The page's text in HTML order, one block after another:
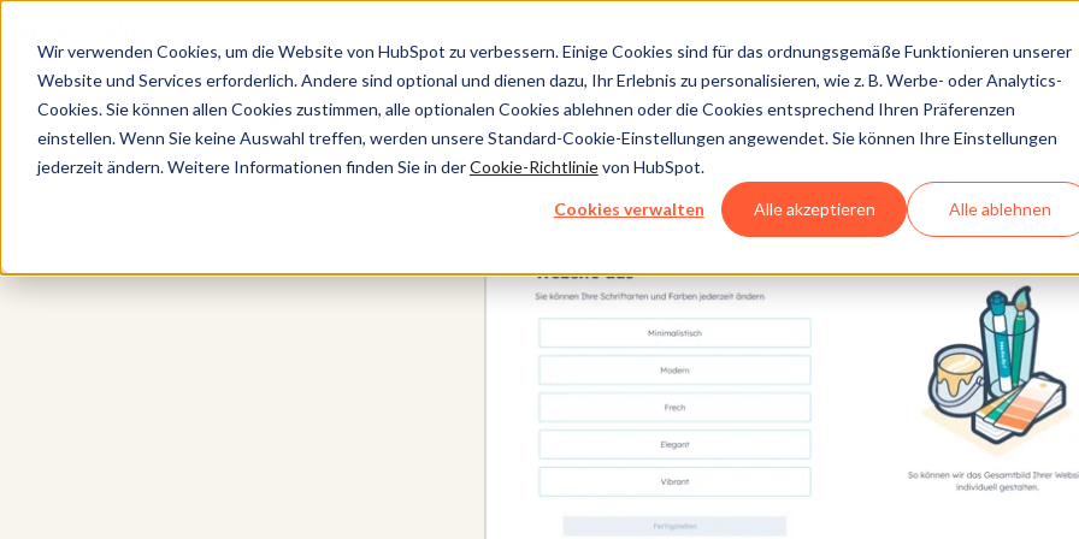
Wir verwenden Cookies, um die Website von HubSpot zu verbessern. Einige Cookies sind für das ordnungsgemäße Funktionieren unserer
Website und Services erforderlich. Andere sind optional und dienen dazu, Ihr Erlebnis zu personalisieren, wie z. B. Werbe- oder Analytics-
Cookies. Sie können allen Cookies zustimmen, alle optionalen Cookies ablehnen oder die Cookies entsprechend Ihren Präferenzen
einstellen. Wenn Sie keine Auswahl treffen, werden unsere Standard-Cookie-Einstellungen angewendet. Sie können Ihre Einstellungen
jederzeit ändern. Weitere Informationen finden Sie in derCookie-Richtlinievon HubSpot.
Cookies verwalten Alle akzeptieren Alle ablehnen
Content Hub